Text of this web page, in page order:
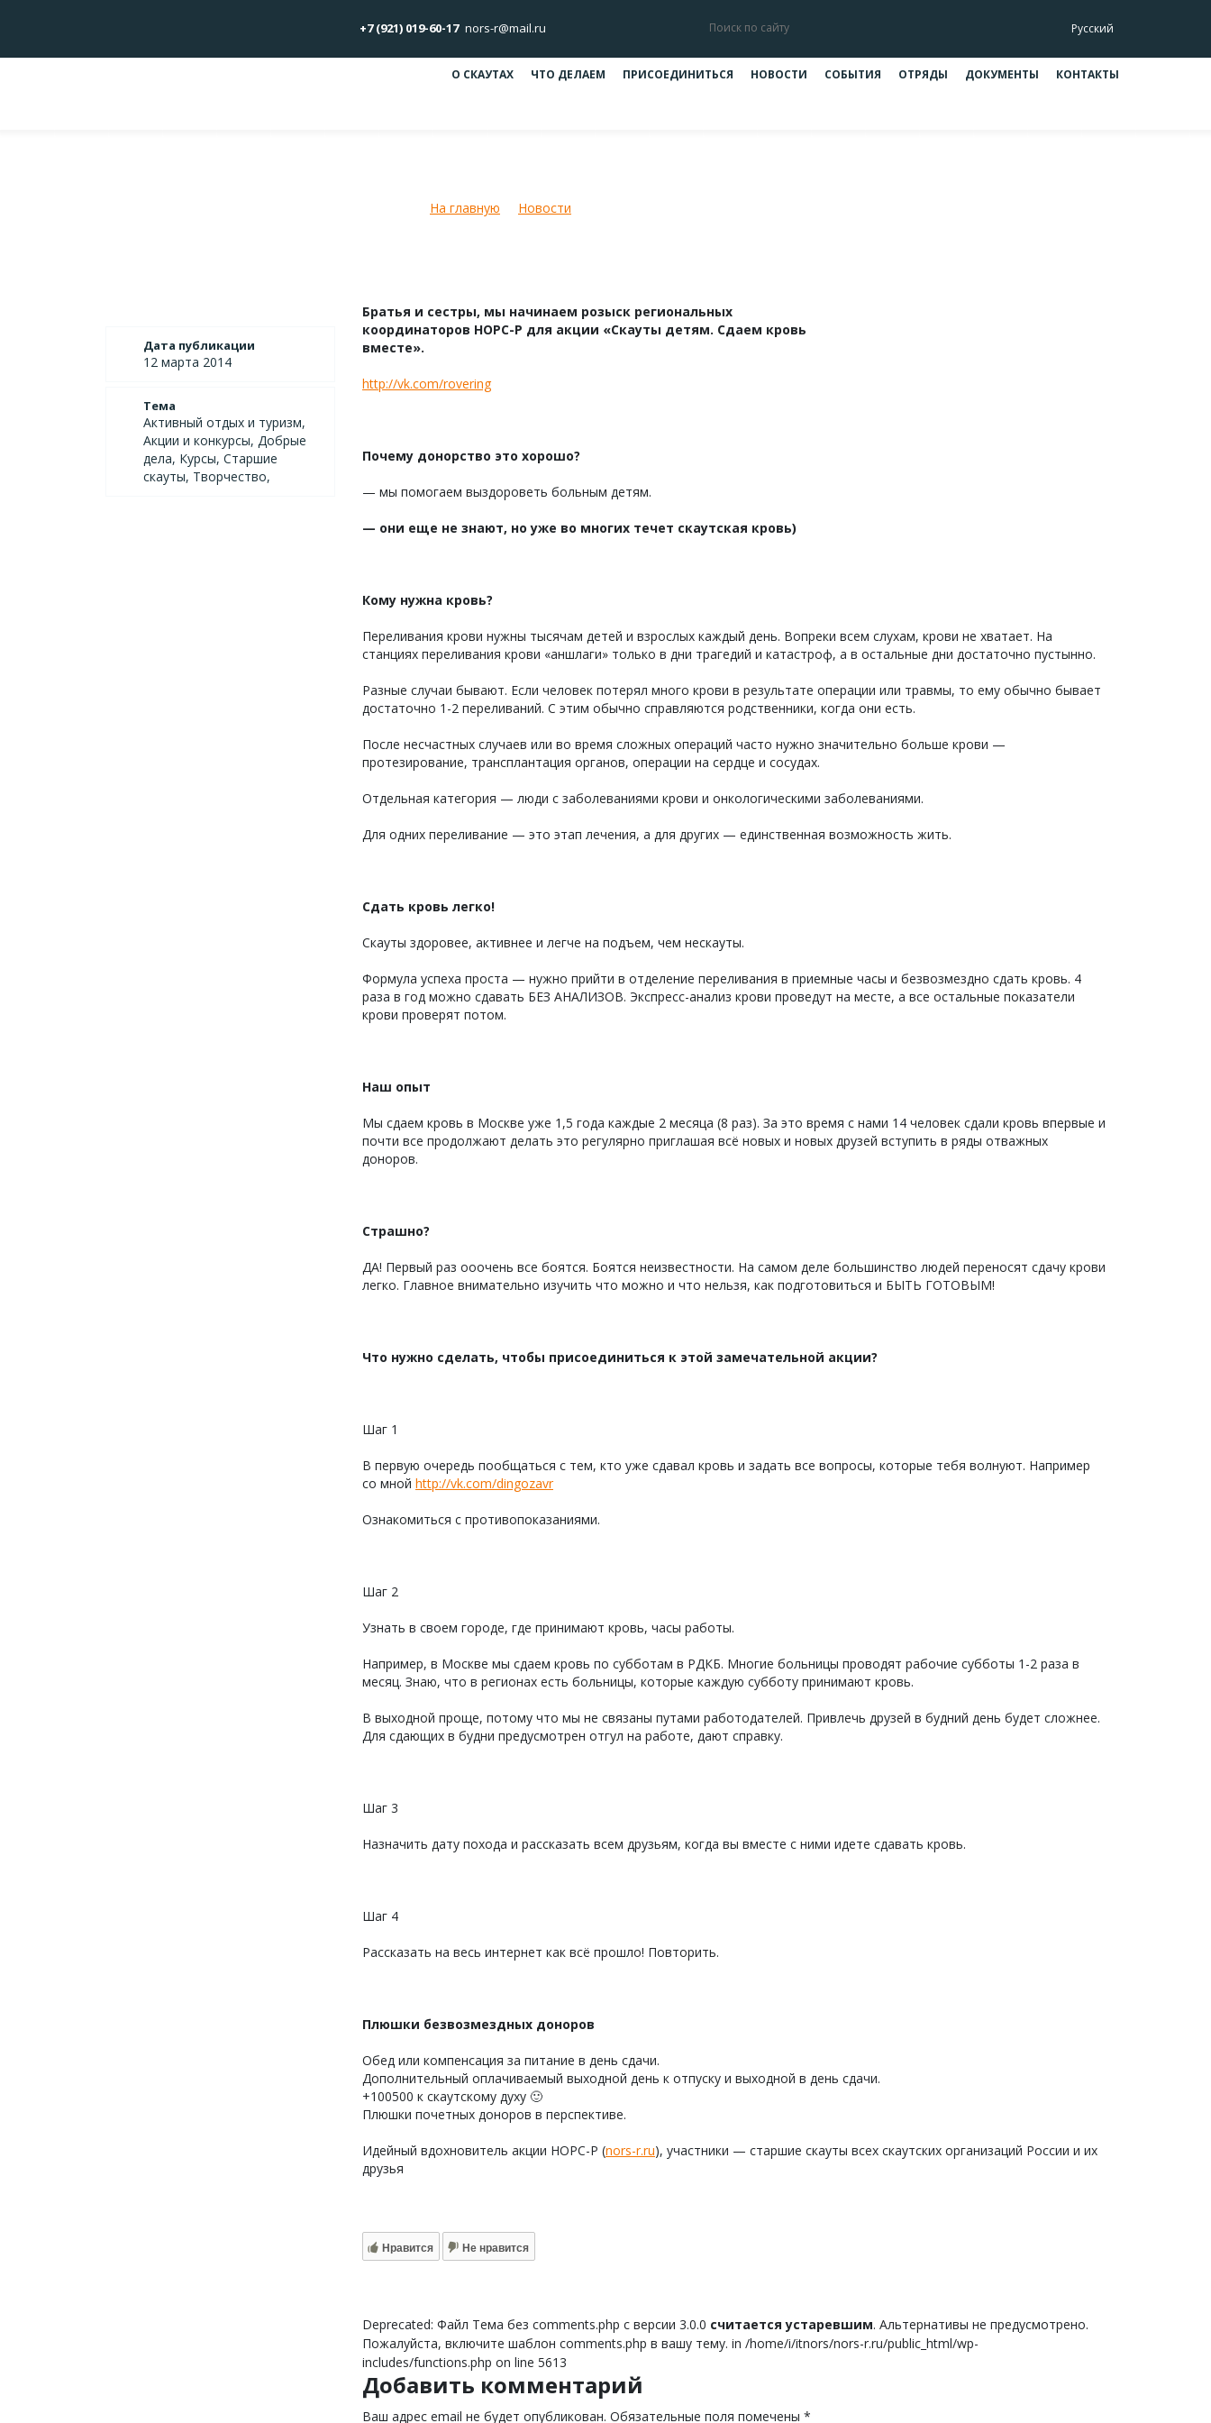
+7 (921) 019-60-17 nors-r@mail.ru Русский
О СКАУТАХ ЧТО ДЕЛАЕМ ПРИСОЕДИНИТЬСЯ НОВОСТИ СОБЫТИЯ ОТРЯДЫ ДОКУМЕНТЫ КОНТАКТЫ
На главную Новости
Дата публикации
12 марта 2014
Тема
Активный отдых и туризм,
Акции и конкурсы, Добрые
дела, Курсы, Старшие
скауты, Творчество,
Братья и сестры, мы начинаем розыск региональных
координаторов НОРС-Р для акции «Скауты детям. Сдаем кровь
вместе».
http://vk.com/rovering
Почему донорство это хорошо?
— мы помогаем выздороветь больным детям.
— они еще не знают, но уже во многих течет скаутская кровь)
Кому нужна кровь?
Переливания крови нужны тысячам детей и взрослых каждый день. Вопреки всем слухам, крови не хватает. На
станциях переливания крови «аншлаги» только в дни трагедий и катастроф, а в остальные дни достаточно пустынно.
Разные случаи бывают. Если человек потерял много крови в результате операции или травмы, то ему обычно бывает
достаточно 1-2 переливаний. С этим обычно справляются родственники, когда они есть.
После несчастных случаев или во время сложных операций часто нужно значительно больше крови —
протезирование, трансплантация органов, операции на сердце и сосудах.
Отдельная категория — люди с заболеваниями крови и онкологическими заболеваниями.
Для одних переливание — это этап лечения, а для других — единственная возможность жить.
Сдать кровь легко!
Скауты здоровее, активнее и легче на подъем, чем нескауты.
Формула успеха проста — нужно прийти в отделение переливания в приемные часы и безвозмездно сдать кровь. 4
раза в год можно сдавать БЕЗ АНАЛИЗОВ. Экспресс-анализ крови проведут на месте, а все остальные показатели
крови проверят потом.
Наш опыт
Мы сдаем кровь в Москве уже 1,5 года каждые 2 месяца (8 раз). За это время с нами 14 человек сдали кровь впервые и
почти все продолжают делать это регулярно приглашая всё новых и новых друзей вступить в ряды отважных
доноров.
Страшно?
ДА! Первый раз ооочень все боятся. Боятся неизвестности. На самом деле большинство людей переносят сдачу крови
легко. Главное внимательно изучить что можно и что нельзя, как подготовиться и БЫТЬ ГОТОВЫМ!
Что нужно сделать, чтобы присоединиться к этой замечательной акции?
Шаг 1
В первую очередь пообщаться с тем, кто уже сдавал кровь и задать все вопросы, которые тебя волнуют. Например
со мной http://vk.com/dingozavr
Ознакомиться с противопоказаниями.
Шаг 2
Узнать в своем городе, где принимают кровь, часы работы.
Например, в Москве мы сдаем кровь по субботам в РДКБ. Многие больницы проводят рабочие субботы 1-2 раза в
месяц. Знаю, что в регионах есть больницы, которые каждую субботу принимают кровь.
В выходной проще, потому что мы не связаны путами работодателей. Привлечь друзей в будний день будет сложнее.
Для сдающих в будни предусмотрен отгул на работе, дают справку.
Шаг 3
Назначить дату похода и рассказать всем друзьям, когда вы вместе с ними идете сдавать кровь.
Шаг 4
Рассказать на весь интернет как всё прошло! Повторить.
Плюшки безвозмездных доноров
Обед или компенсация за питание в день сдачи.
Дополнительный оплачиваемый выходной день к отпуску и выходной в день сдачи.
+100500 к скаутскому духу 🙂
Плюшки почетных доноров в перспективе.
Идейный вдохновитель акции НОРС-Р (nors-r.ru), участники — старшие скауты всех скаутских организаций России и их
друзья
Нравится Не нравится
Deprecated: Файл Тема без comments.php с версии 3.0.0 считается устаревшим. Альтернативы не предусмотрено.
Пожалуйста, включите шаблон comments.php в вашу тему. in /home/i/itnors/nors-r.ru/public_html/wp-
includes/functions.php on line 5613
Добавить комментарий
Ваш адрес email не будет опубликован. Обязательные поля помечены *